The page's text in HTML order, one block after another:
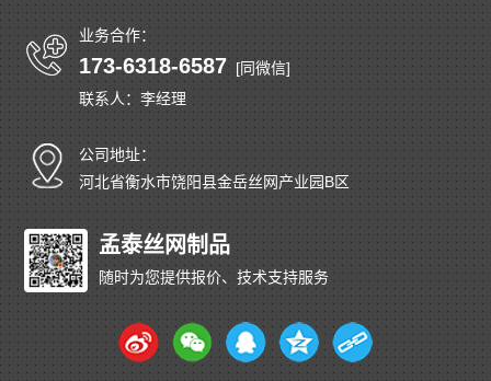
业务合作：
173-6318-6587[同微信]
联系人：李经理
公司地址：
河北省衡水市饶阳县金岳丝网产业园B区
孟泰丝网制品
随时为您提供报价、技术支持服务